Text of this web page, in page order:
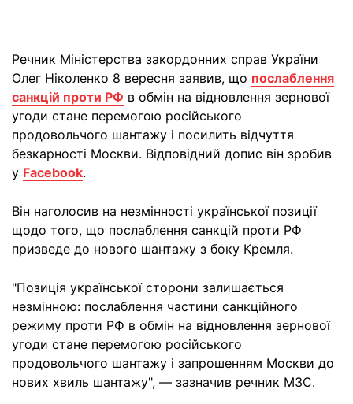
Речник Міністерства закордонних справ України
Олег Ніколенко 8 вересня заявив, що послаблення
санкцій проти РФ в обмін на відновлення зернової
угоди стане перемогою російського
продовольчого шантажу і посилить відчуття
безкарності Москви. Відповідний допис він зробив
у Facebook.
Він наголосив на незмінності української позиції
щодо того, що послаблення санкцій проти РФ
призведе до нового шантажу з боку Кремля.
"Позиція української сторони залишається
незмінною: послаблення частини санкційного
режиму проти РФ в обмін на відновлення зернової
угоди стане перемогою російського
продовольчого шантажу і запрошенням Москви до
нових хвиль шантажу", — зазначив речник МЗС.